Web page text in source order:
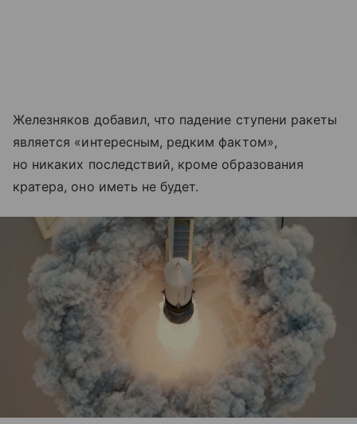
Железняков добавил, что падение ступени ракеты
является «интересным, редким фактом»,
но никаких последствий, кроме образования
кратера, оно иметь не будет.